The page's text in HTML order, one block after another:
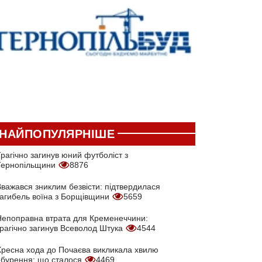
загинув юний футболіст з
8876
зниклим безвісти: підтвердилася
воїна з Борщівщини
5659
втрата для Кременеччини:
загинув Всеволод Штука
4544
хода до Почаєва викликала хвилю
що сталося
4469